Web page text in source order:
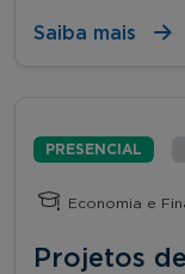
Saiba mais
PRESENCIAL
Economia e
Projetos